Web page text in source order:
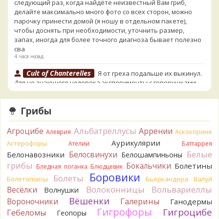
следующий раз, когда найдёте неизвестный Вам гриб,
делайте максимально много фото со всех сторон, можно
парочку принести домой (я ношу в отдельном пакете),
чтобы доснять при необходимости, уточнить размер,
запах, иногда для более точного диагноза бывает полезно
сва
4 часа назад
Cult of Chanterelles
Я от греха подальше их выкинул.
Для не знающего человека эксперименты с говорушками,
наверное, плохая идея.
4 часа назад
Tatiana_A
пруд пруди, и далеко не все описаны на этом сайте. И
большинство из них как минимум несъедобны. Ворончатая
должна слабо пахнуть миндалём. Из похожих есть, скажем,
Желобчатая и Бледноокрашенная. Росли не не древесине,
так? Из земли или из подстилки
4 часа назад
Мария Хорошо. При срезании синеет.
4 часа назад
Tatiana_A Посмотрите Пилолистнички: lentinellus/
Грибы
Агроцибе Алеврия Альбатреллусы Аррении Аскокорине
Астерофоры
Ателии Аурикулярии Баттаррея
Белонавозники Белосвинухи Белошампиньоны Белые
грибы Бледная поганка Блюдцевик Бокальчики Болетины
Болетопсисы Болеты Боровики Бьеркандера Валуй
Весёлки Волнушки Волоконницы Вольвариеллы
Вороночники Вёшенки Галерины Ганодермы
Гебеломы Геопоры Гигрофоры Гигроцибе